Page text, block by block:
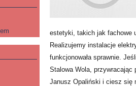
estetyki, takich jak fachowe
Realizujemy instalacje
funkcjonowała sprawnie.
Stalowa Wola,
Janusz Opaliński i ciesz się